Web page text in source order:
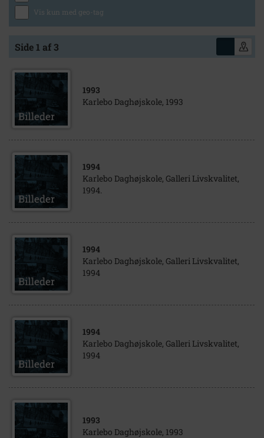
Vis kun med geo-tag
Side 1 af 3
1993
Karlebo Daghøjskole, 1993
1994
Karlebo Daghøjskole, Galleri Livskvalitet,
1994.
1994
Karlebo Daghøjskole, Galleri Livskvalitet,
1994
1994
Karlebo Daghøjskole, Galleri Livskvalitet,
1994
1993
Karlebo Daghøjskole, 1993